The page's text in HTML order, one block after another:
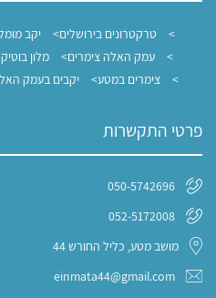
טרקטרונים בירושלים יקב
עמק האלה צימרים
מלון
צימרים במטע
יקבים בעמק
פרטי התקשרות
050-5742696
052-5172008
מושב מטע, כליל החורש 44
einmata44@gmail.com